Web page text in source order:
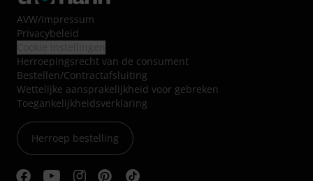
AVW/Impressum
Privacybeleid
Herroepingsrecht van de consument
Bestellen/Contractafsluiting
Wettelijke aansprakelijkheid voor gebreken
Toegankelijkheidsverklaring
Herroep bestelling